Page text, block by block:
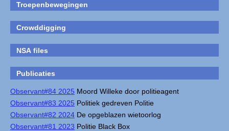
Troepenbewegingen
Crowddigging
NSA files
Publicaties
Observant#84 2025 Moord Willeke door politieagent
Observant#83 2025 Politiek gedreven Politie
Observant#82 2024 De opgeblazen wietoorlog
Observant#81 2023 Politie Black Box